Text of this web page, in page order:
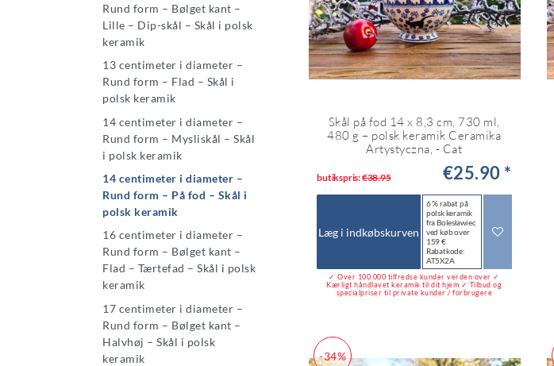
Rund form – Bølget kant –
Lille – Dip-skål – Skål i polsk
keramik
13 centimeter i diameter –
Rund form – Flad – Skål i
polsk keramik
14 centimeter i diameter –
Rund form – Mysliskål – Skål
i polsk keramik
14 centimeter i diameter –
Rund form – På fod – Skål i
polsk keramik
16 centimeter i diameter –
Rund form – Bølget kant –
Flad – Tærtefad – Skål i polsk
keramik
17 centimeter i diameter –
Rund form – Bølget kant –
Halvhøj – Skål i polsk
keramik
Skål på fod 14 x 8,3 cm, 730 ml,
480 g – polsk keramik Ceramika
Artystyczna, - Cat
butikspris:€38.95 €25.90 *
Læg i indkøbskurven
6 % rabat på
polsk keramik
fra Bolesławiec
ved køb over
159 €
Rabatkode:
AT5X2A
✓ Over 100.000 tilfredse kunder verden over ✓
Kærligt håndlavet keramik til dit hjem ✓ Tilbud og
specialpriser til private kunder / forbrugere
-34%